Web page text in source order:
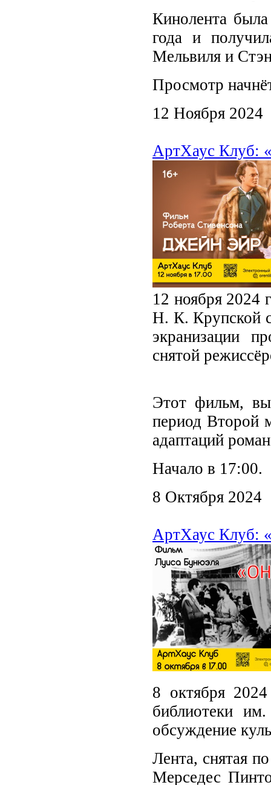
Кинолента
года и
Мельвиля и
Просмотр
12 Ноября 2024
АртХаус Клуб:
12 ноября 2024
Н. К. Крупской
экранизации
снятой
Этот фильм,
период Второй
адаптаций
Начало в 17:00.
8 Октября 2024
АртХаус Клуб:
8 октября
библиотеки
обсуждение
Лента, снятая
Мерседес